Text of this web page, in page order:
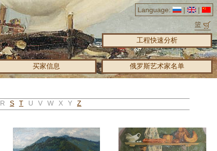
Language: |
|
篮
工程快速分析
买家信息 俄罗斯艺术家名单
R S T U V W X Y Z